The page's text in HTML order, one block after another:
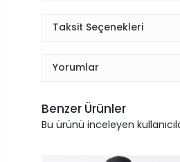
Taksit Seçenekleri
Yorumlar
Benzer Ürünler
Bu ürünü inceleyen